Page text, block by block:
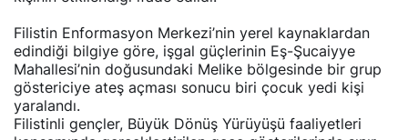
Filistin Enformasyon Merkezi’nin yerel kaynaklardan
edindiği bilgiye göre, işgal güçlerinin Eş-Şucaiyye
Mahallesi’nin doğusundaki Melike bölgesinde bir grup
göstericiye ateş açması sonucu biri çocuk yedi kişi
yaralandı.
Filistinli gençler, Büyük Dönüş Yürüyüşü faaliyetleri
kapsamında gerçekleştirilen gece gösterilerinde sınır